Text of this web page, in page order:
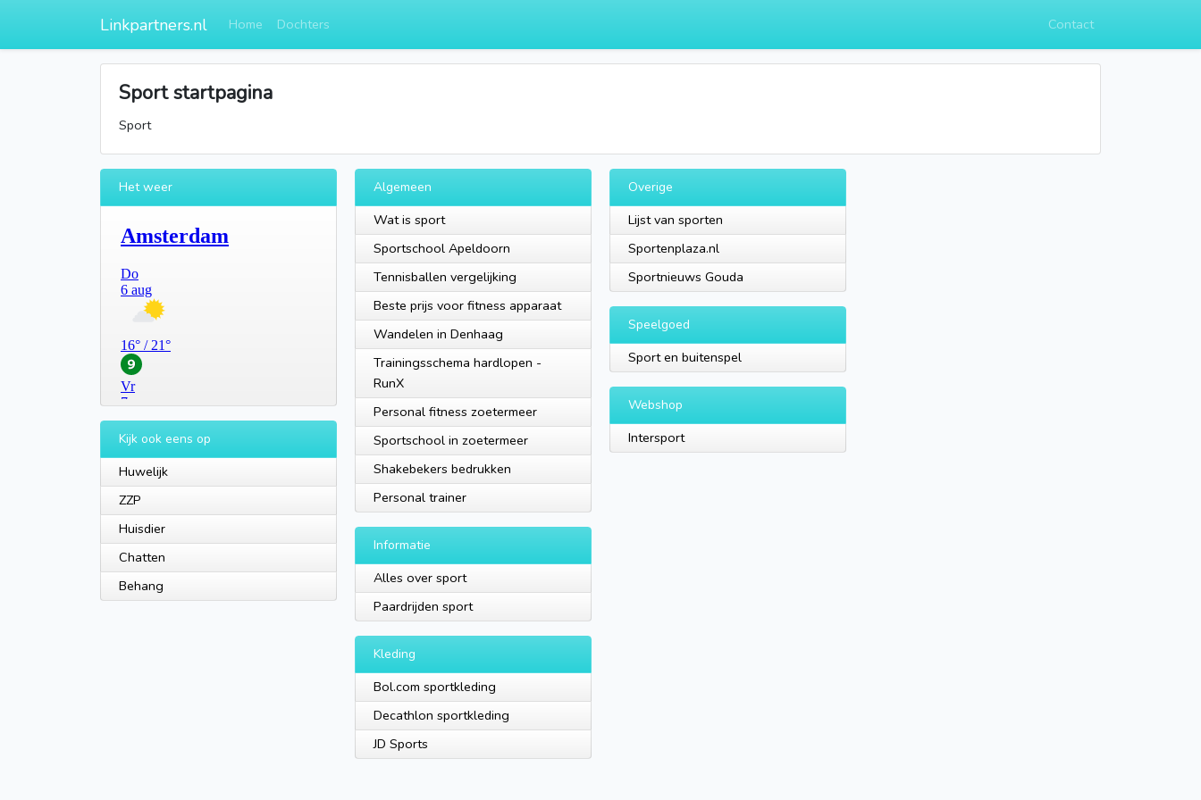
Linkpartners.nl Home Dochters Contact
Sport startpagina
Sport
Het weer
Kijk ook eens op
Huwelijk
ZZP
Huisdier
Chatten
Behang
Algemeen
Wat is sport
Sportschool Apeldoorn
Tennisballen vergelijking
Beste prijs voor fitness apparaat
Wandelen in Denhaag
Trainingsschema hardlopen -
RunX
Personal fitness zoetermeer
Sportschool in zoetermeer
Shakebekers bedrukken
Personal trainer
Informatie
Alles over sport
Paardrijden sport
Kleding
Bol.com sportkleding
Decathlon sportkleding
JD Sports
Overige
Lijst van sporten
Sportenplaza.nl
Sportnieuws Gouda
Speelgoed
Sport en buitenspel
Webshop
Intersport